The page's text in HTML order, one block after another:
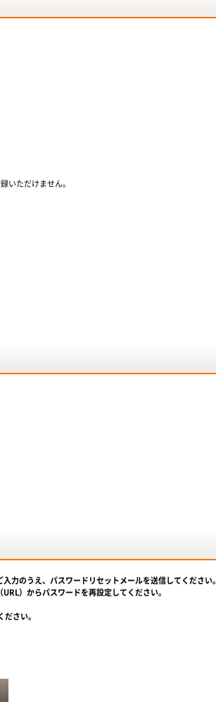
いただけません。
力のうえ、パスワードリセットメールを送信してください。
）からパスワードを再設定してください。
さい。